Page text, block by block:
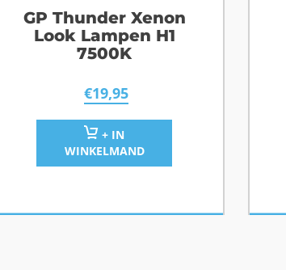
GP Thunder Xenon
Look Lampen H1
7500K
€19,95
+ IN
WINKELMAND